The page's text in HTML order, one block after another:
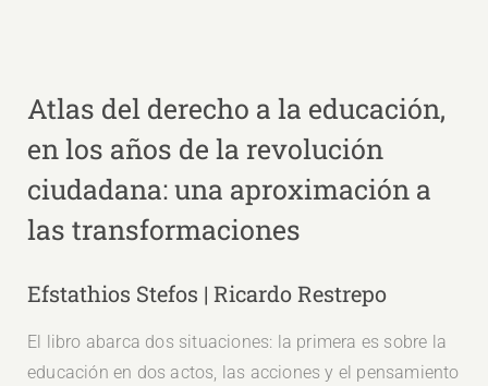
Atlas del derecho a la educación,
en los años de la revolución
ciudadana: una aproximación a
las transformaciones
Efstathios Stefos | Ricardo Restrepo
El libro abarca dos situaciones: la primera es sobre la
educación en dos actos, las acciones y el pensamiento